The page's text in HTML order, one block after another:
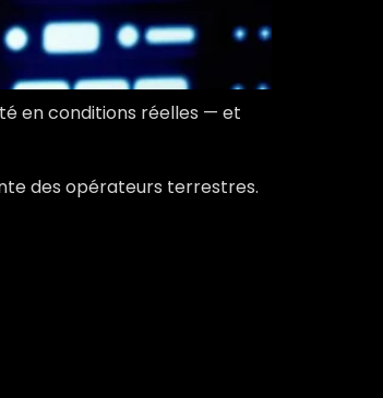
en conditions réelles — et
des opérateurs terrestres.